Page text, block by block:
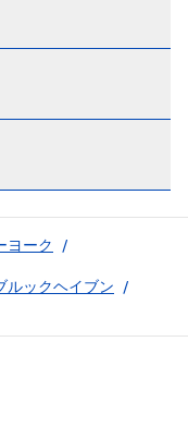
ヨーク
/
ルックヘイブン /